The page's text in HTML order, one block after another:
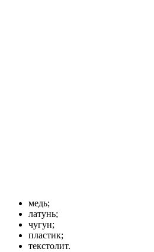
медь;
латунь;
чугун;
пластик;
текстолит.